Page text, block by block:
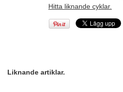
Hitta liknande cyklar.
Liknande artiklar.